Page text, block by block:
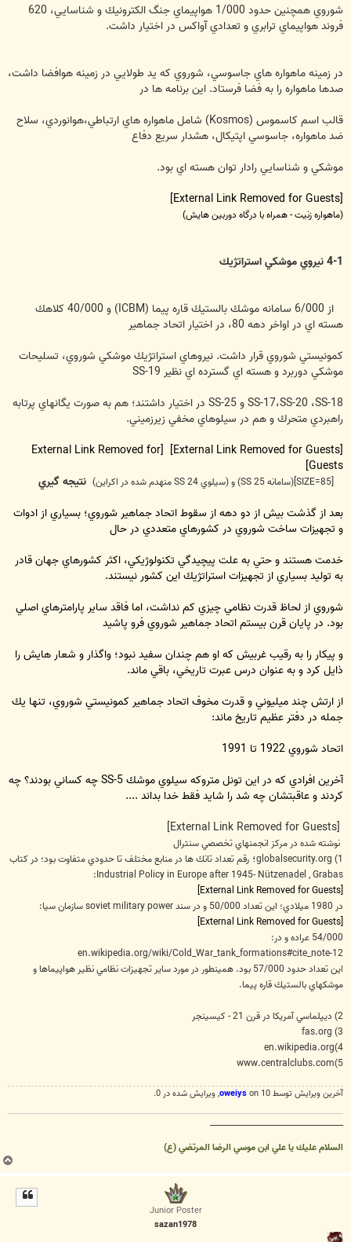
شوروي همچنين حدود 1/000 هواپيماي جنگ الكترونيك و شناسايي، 620
فروند هواپيماي ترابري و تعدادي آواكس در اختيار داشت.
در زمينه ماهواره هاي جاسوسي، شوروي كه يد طولايي در زمينه هوافضا داشت،‌
صدها ماهواره را به فضا فرستاد. اين برنامه ها در
قالب اسم كاسموس (Kosmos) شامل ماهواره هاي ارتباطي،هوانوردي، سلاح
ضد ماهواره، جاسوسي اپتيكال، هشدار سريع دفاع
موشكي و شناسايي رادار توان هسته اي بود.
[External Link Removed for Guests]
(ماهواره زنيت - همراه با درگاه دوربين هايش)
4-1 نيروي موشكي استراتژيك
از 6/000 سامانه موشك بالستيك قاره پيما (ICBM) و 40/000 كلاهك
هسته اي در اواخر دهه 80، در اختيار اتحاد جماهير
كمونيستي شوروي قرار داشت. نيروهاي استراتژيك موشكي شوروي، تسليحات
موشكي دوربرد و هسته اي گسترده اي نظير SS-19
SS-17،SS-20 ،SS-18 و SS-25 در اختيار داشتند؛ هم به صورت يگانهاي پرتابه
راهبردي متحرك و هم در سيلوهاي مخفي زيرزميني.
[External Link Removed for Guests]
[External Link Removed for
Guests]
[SIZE=85](سامانه SS 25) و (سيلوي SS 24 منهدم شده در اكراين)
نتيجه گيري
بعد از گذشت بيش از دو دهه از سقوط اتحاد جماهير شوروي؛ بسياري از ادوات
و تجهيزات ساخت شوروي در كشورهاي متعددي در حال
خدمت هستند و حتيبه علت پيچيدگي تكنولوژيكي، اكثر كشورهاي جهان قادر
به توليد بسياري از تجهيزات استراتژيك اين كشور نيستند.
شوروي از لحاظ قدرت نظامي چيزي كم نداشت، اما فاقد ساير پارامترهاي اصلي
بود. در پايان قرن بيستم اتحاد جماهير شوروي فرو پاشيد
و پيكار را به رقيب غربيش كه او هم چندان سفيد نبود؛ واگذار و شعار هايش را
ذايل كرد و به عنوان درس عبرت تاريخي، باقي ماند.
از ارتش چند ميليوني و قدرت مخوف اتحاد جماهير كمونيستي شوروي، تنها يك
جمله در دفتر عظيم تاريخ ماند:
اتحاد شوروي 1922 تا 1991
آخرين افرادي كه در اين تونل متروكه سيلوي موشك SS-5 چه كساني بودند؟ چه
كردند و عاقبتشان چه شد را شايد فقط خدا بداند ....
[External Link Removed for Guests]
نوشته شده در مركز انجمنهاي تخصصي سنترال
1) globalsecurity.org
؛ رقم تعداد تانك ها در منابع مختلف تا حدودي متفاوت بود؛ در كتاب
Industrial Policy in Europe after 1945- Nützenadel ,Grabas:
[External Link Removed for Guests]
در 1980 ميلادي؛ اين تعداد 50/000 و در سند soviet military power سازمان سيا:
[External Link Removed for Guests]
54/000 عراده
و در:
en.wikipedia.org/wiki/Cold_War_tank_formations#cite_note-12
اين تعداد حدود 57/000 بود. همينطور در مورد ساير تجهيزات نظامي نظير هواپيماها و
موشكهاي بالستيك قاره پيما.
2) ديپلماسي آمريكا در قرن 21 - كيسينجر
3) fas.org
4)en.wikipedia.org
5)
www.centralclubs.com
آخرین ويرايش توسط 10 on oweiys, ويرايش شده در 0.
__________________________________
السلام عليك يا علي ابن موسي الرضا المرتضي (ع)
Junior Poster
sazan1978